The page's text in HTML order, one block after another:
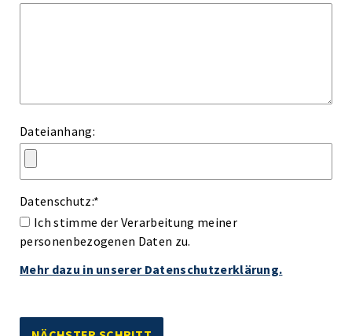
Dateianhang:
Datenschutz:*
Ich stimme der Verarbeitung meiner
personenbezogenen Daten zu.
Mehr dazu in unserer Datenschutzerklärung.